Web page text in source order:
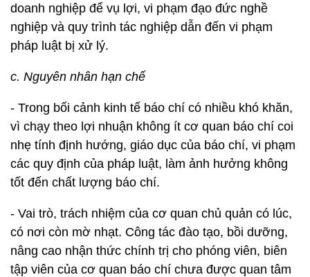
doanh nghiệp để vụ lợi, vi phạm đạo đức nghề
nghiệp và quy trình tác nghiệp dẫn đến vi phạm
pháp luật bị xử lý.
c. Nguyên nhân hạn chế
- Trong bối cảnh kinh tế báo chí có nhiều khó khăn,
vì chạy theo lợi nhuận không ít cơ quan báo chí coi
nhẹ tính định hướng, giáo dục của báo chí, vi phạm
các quy định của pháp luật, làm ảnh hưởng không
tốt đến chất lượng báo chí.
- Vai trò, trách nhiệm của cơ quan chủ quản có lúc,
có nơi còn mờ nhạt. Công tác đào tạo, bồi dưỡng,
nâng cao nhận thức chính trị cho phóng viên, biên
tập viên của cơ quan báo chí chưa được quan tâm